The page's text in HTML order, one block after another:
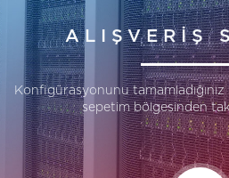
ALIŞVERİŞ
Konfigürasyonunu
sepetim bölgesinden